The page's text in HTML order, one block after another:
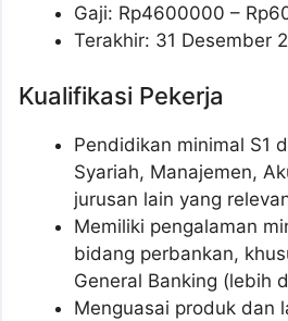
Gaji: Rp4600000 – Rp
Terakhir: 31 Desember
Kualifikasi Pekerja
Pendidikan minimal S1
Syariah, Manajemen,
jurusan lain yang
Memiliki pengalaman
bidang perbankan,
General Banking (lebih
Menguasai produk dan